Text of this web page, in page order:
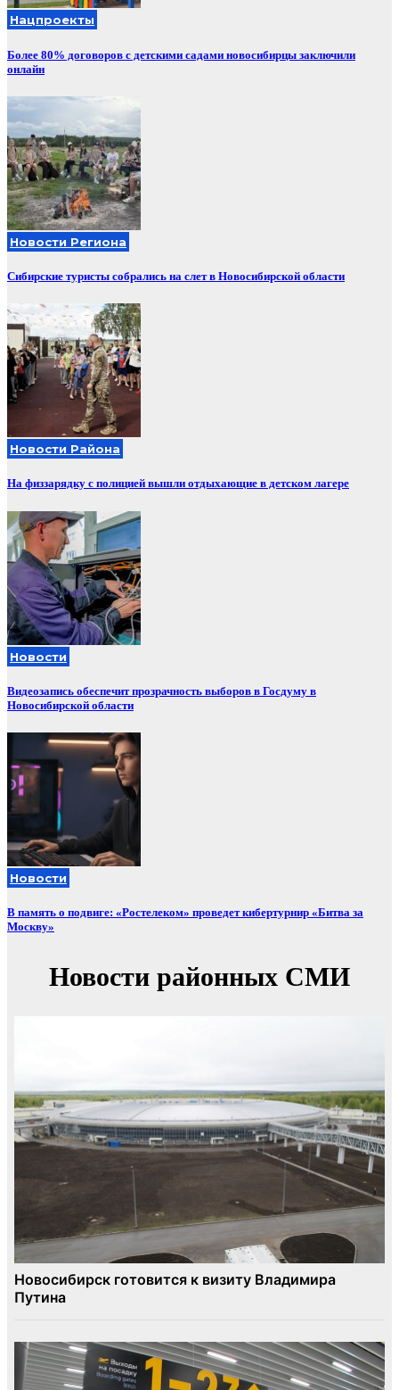
Нацпроекты
Более 80% договоров с детскими садами новосибирцы заключили
онлайн
Новости Региона
Сибирские туристы собрались на слет в Новосибирской области
Новости Района
На физзарядку с полицией вышли отдыхающие в детском лагере
Новости
Видеозапись обеспечит прозрачность выборов в Госдуму в
Новосибирской области
Новости
В память о подвиге: «Ростелеком» проведет кибертурнир «Битва за
Москву»